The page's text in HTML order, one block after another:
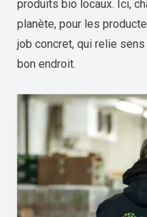
produits bio locaux. Ici,
planète, pour les
job concret, qui relie
bon endroit.